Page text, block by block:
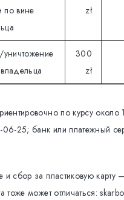
по вине
zł
уничтожение
300
zł
по курсу около
25; банк или платежный
сбор за пластиковую карту
тоже может отличаться: